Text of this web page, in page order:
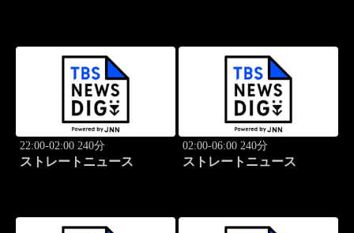
22:00-02:00 240分
ストレートニュース
02:00-06:00 240分
ストレートニュース